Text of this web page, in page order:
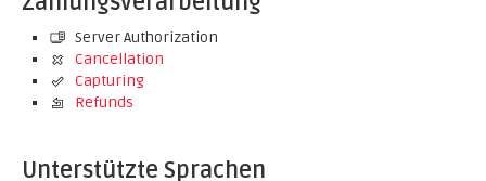
Server Authorization
Cancellation
Capturing
Refunds
Unterstützte Sprachen